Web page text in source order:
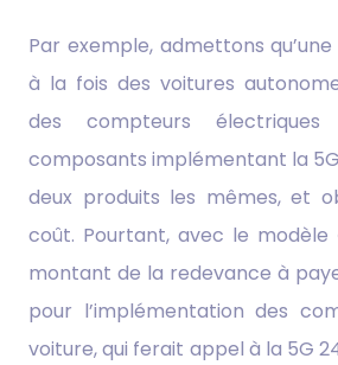
Par exemple, admettons
à la fois des voitures
des compteurs électriques
composants implémentant la
deux produits les mêmes, et
coût. Pourtant, avec le modèle
montant de la redevance à
pour l’implémentation des
voiture, qui ferait appel à la 5G